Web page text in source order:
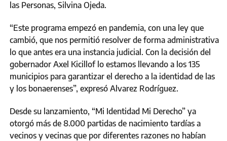
las Personas, Silvina Ojeda.
“Este programa empezó en pandemia, con una ley que
cambió, que nos permitió resolver de forma administrativa
lo que antes era una instancia judicial. Con la decisión del
gobernador Axel Kicillof lo estamos llevando a los 135
municipios para garantizar el derecho a la identidad de las
y los bonaerenses”, expresó Alvarez Rodríguez.
Desde su lanzamiento, “Mi Identidad Mi Derecho” ya
otorgó más de 8.000 partidas de nacimiento tardías a
vecinos y vecinas que por diferentes razones no habían